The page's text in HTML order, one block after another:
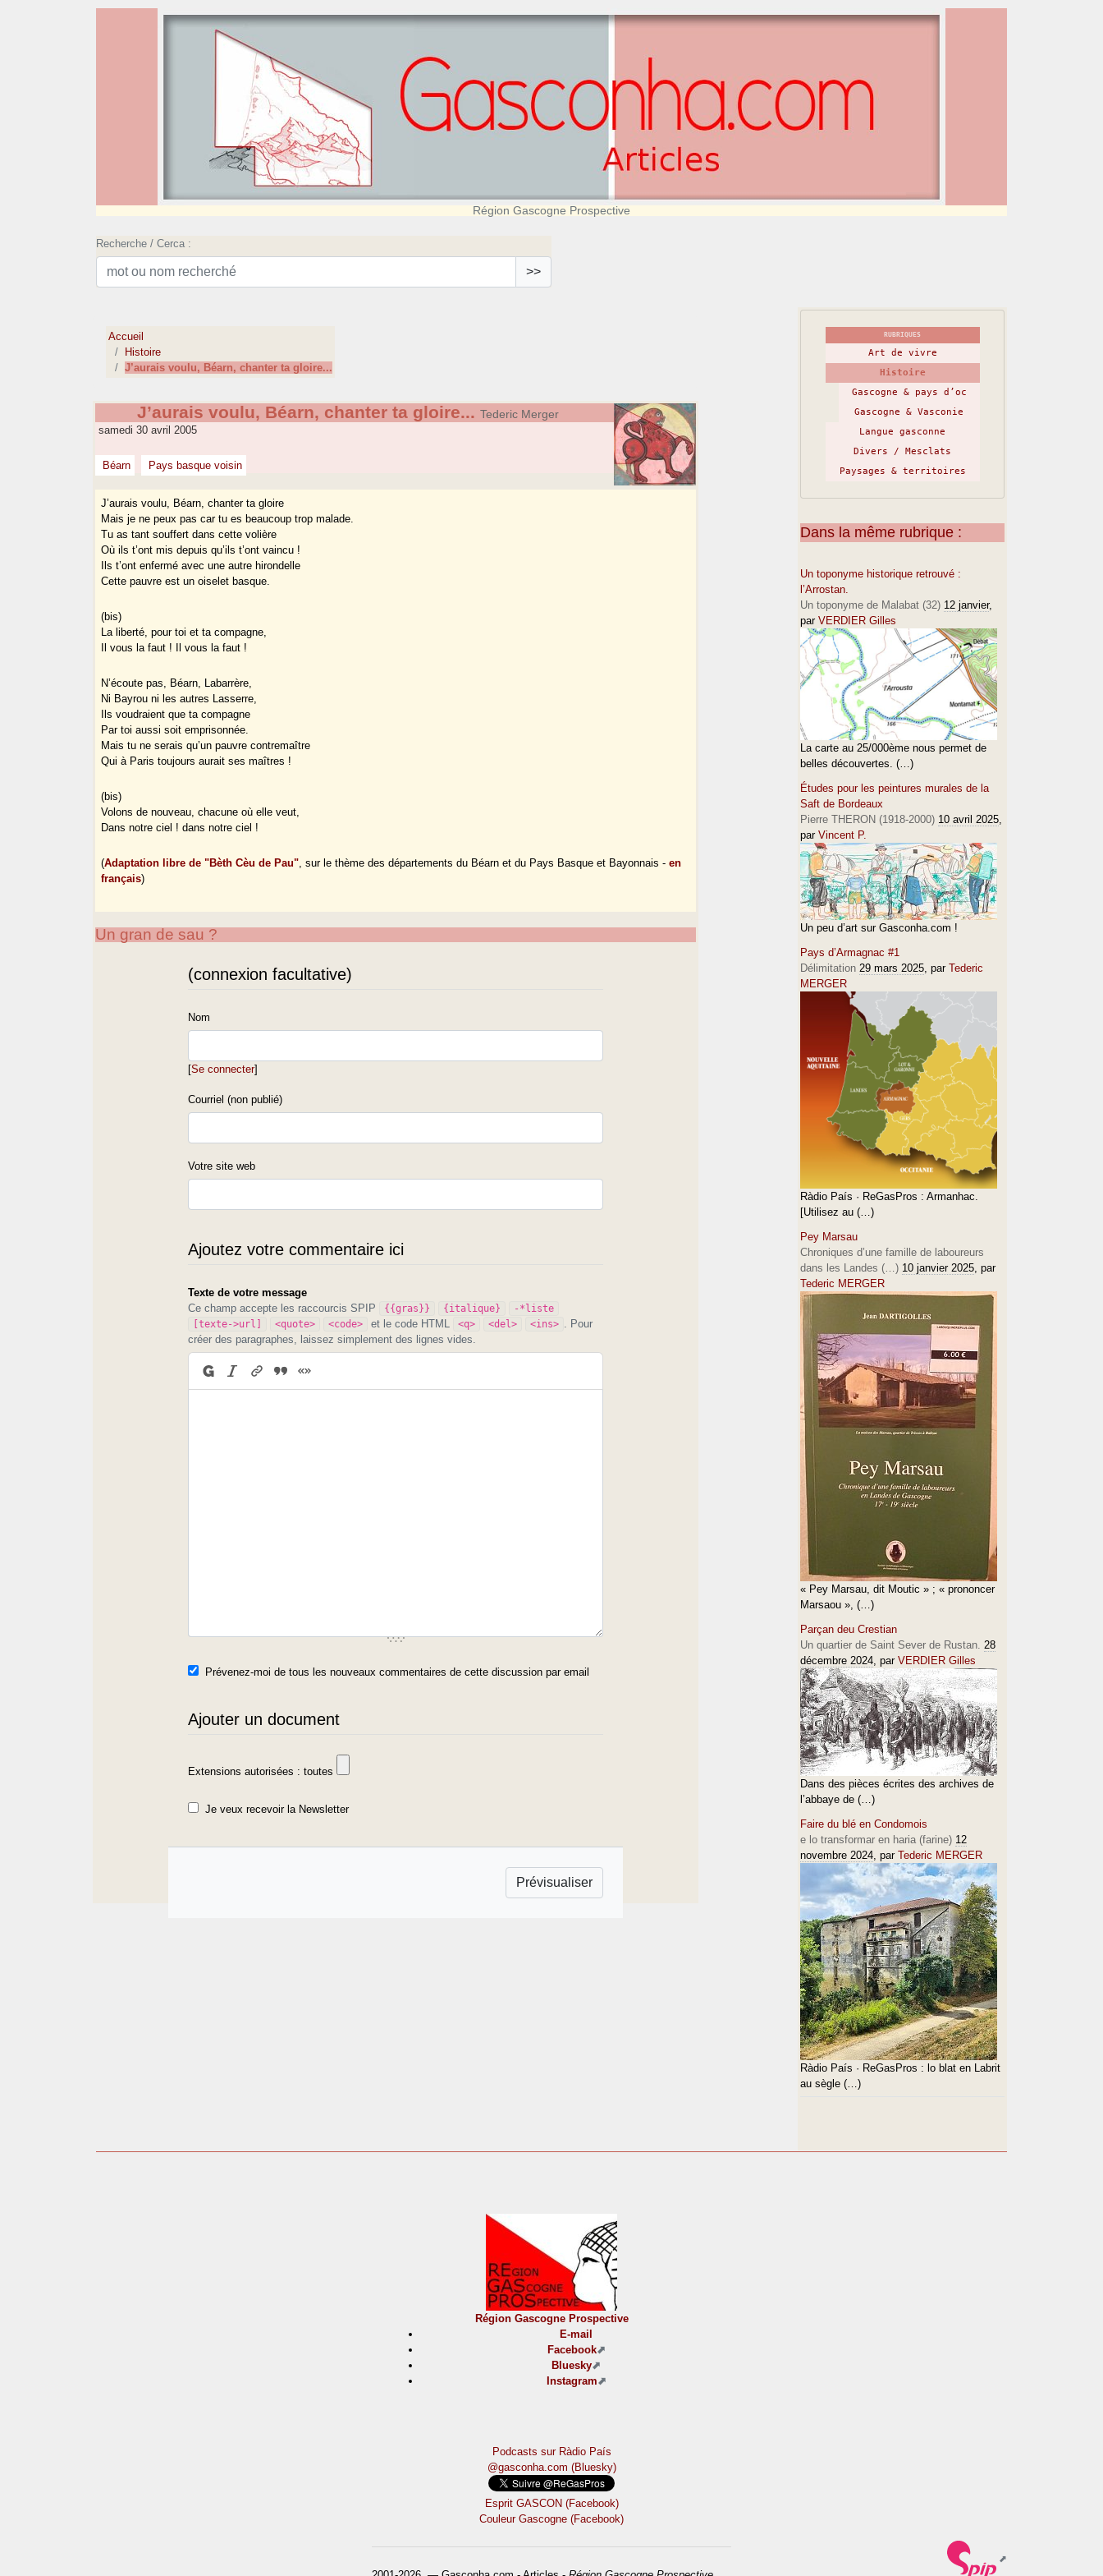
Région Gascogne Prospective
Recherche / Cerca :
>>
Accueil
Histoire
J’aurais voulu, Béarn, chanter ta gloire...
J’aurais voulu, Béarn, chanter ta gloire... Tederic Merger
samedi 30 avril 2005
Béarn Pays basque voisin
J’aurais voulu, Béarn, chanter ta gloire
Mais je ne peux pas car tu es beaucoup trop malade.
Tu as tant souffert dans cette volière
Où ils t’ont mis depuis qu’ils t’ont vaincu !
Ils t’ont enfermé avec une autre hirondelle
Cette pauvre est un oiselet basque.
(bis)
La liberté, pour toi et ta compagne,
Il vous la faut ! Il vous la faut !
N’écoute pas, Béarn, Labarrère,
Ni Bayrou ni les autres Lasserre,
Ils voudraient que ta compagne
Par toi aussi soit emprisonnée.
Mais tu ne serais qu’un pauvre contremaître
Qui à Paris toujours aurait ses maîtres !
(bis)
Volons de nouveau, chacune où elle veut,
Dans notre ciel ! dans notre ciel !
(Adaptation libre de "Bèth Cèu de Pau", sur le thème des départements du Béarn et du Pays Basque et Bayonnais -en
français)
Un gran de sau ?
(connexion facultative)
Nom
[Se connecter]
Courriel (non publié)
Votre site web
Ajoutez votre commentaire ici
Texte de votre message
Ce champ accepte les raccourcis SPIP
{{gras}} {italique}
-*liste
[texte->url]
<quote> <code> et le code HTML <q> <del> <ins>
. Pour
créer des paragraphes, laissez simplement des lignes vides.
Prévenez-moi de tous les nouveaux commentaires de cette discussion par email
Ajouter un document
Extensions autorisées : toutes
Je veux recevoir la Newsletter
RUBRIQUES
Art de vivre
Histoire
Gascogne & pays d’oc
Gascogne & Vasconie
Langue gasconne
Divers / Mesclats
Paysages & territoires
Dans la même rubrique :
Un toponyme historique retrouvé :
l’Arrostan.
Un toponyme de Malabat (32) 12 janvier,
par VERDIER Gilles
La carte au 25/000ème nous permet de
belles découvertes. (…)
Études pour les peintures murales de la
Saft de Bordeaux
Pierre THERON (1918-2000) 10 avril 2025,
par Vincent P.
Un peu d’art sur Gasconha.com !
Pays d’Armagnac #1
Délimitation 29 mars 2025, par Tederic
MERGER
Ràdio País · ReGasPros : Armanhac.
[Utilisez au (…)
Pey Marsau
Chroniques d’une famille de laboureurs
dans les Landes (…) 10 janvier 2025, par
Tederic MERGER
« Pey Marsau, dit Moutic » ; « prononcer
Marsaou », (…)
Parçan deu Crestian
Un quartier de Saint Sever de Rustan. 28
décembre 2024, par VERDIER Gilles
Dans des pièces écrites des archives de
l’abbaye de (…)
Faire du blé en Condomois
e lo transformar en haria (farine) 12
novembre 2024, par Tederic MERGER
Ràdio País · ReGasPros : lo blat en Labrit
au sègle (…)
Région Gascogne Prospective
E-mail
Facebook
Bluesky
Instagram
Podcasts sur Ràdio País
@gasconha.com (Bluesky)
Esprit GASCON (Facebook)
Couleur Gascogne (Facebook)